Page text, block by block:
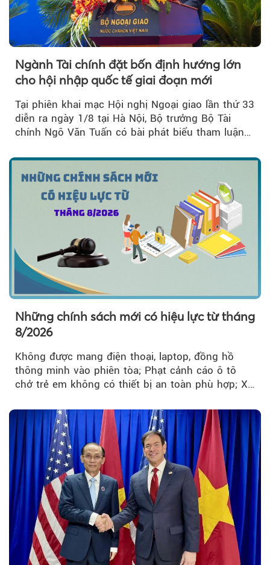
Ngành Tài chính đặt bốn định hướng lớn
cho hội nhập quốc tế giai đoạn mới
Tại phiên khai mạc Hội nghị Ngoại giao lần thứ 33
diễn ra ngày 1/8 tại Hà Nội, Bộ trưởng Bộ Tài
chính Ngô Văn Tuấn có bài phát biểu tham luận
Những chính sách mới có hiệu lực từ tháng
8/2026
Không được mang điện thoại, laptop, đồng hồ
thông minh vào phiên tòa; Phạt cảnh cáo ô tô
chở trẻ em không có thiết bị an toàn phù hợp; Xe
với Bộ Công an… là những chính sách mới có
hiệu lực từ tháng 8/2026.